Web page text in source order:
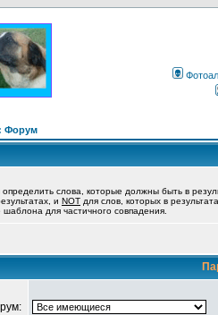
Форум
определить слова, которые должны быть в
и NOT для слов, которых в
для частичного совпадения.